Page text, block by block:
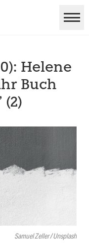
Samuel Zeller / Unsplash
Helene
Buch
(2)